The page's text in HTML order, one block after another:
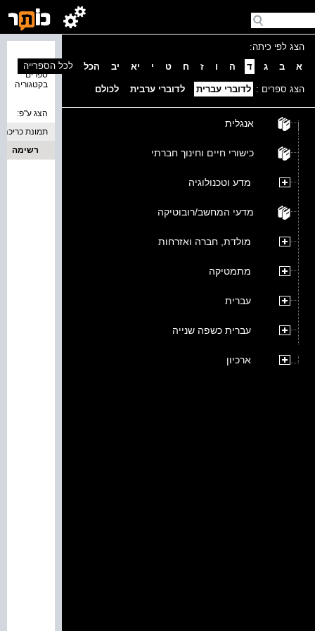
הצג לפי כיתה:
א
ב ג ד ה ו ז ח ט י יא יב הכל
הצג ספרים : לדוברי עברית לדוברי ערבית לכולם
אנגלית
כישורי חיים וחינוך חברתי
מדע וטכנולוגיה
מדעי המחשב/רובוטיקה
מולדת, חברה ואזרחות
מתמטיקה
עברית
עברית כשפה שנייה
ארכיון
ספרים
בקטגוריה
לכל הספרייה
הצג ע''פ:
תמונת כריכה
רשימה